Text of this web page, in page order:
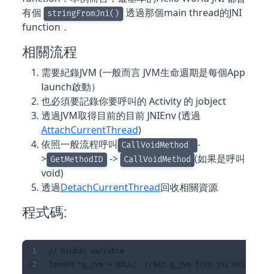
有個
stringFromJni() 透過那個main thread的JNI
function．
相關流程
需要紀錄JVM (一般而言 JVM生命週期是每個App
launch啟動）
也必須要記錄你要呼叫的 Activity 的 jobject
透過JVM取得目前的目前 JNIEnv (透過
AttachCurrentThread)
依照一般流程呼叫 CallVoidMethod
-
> GetMethodID -> CallVoidMethod (如果是呼叫
void)
透過DetachCurrentThread回收相關資源
程式碼:
// Global variable
JavaVM *g_jvm = NULL;  //Get g_jvm from jni main